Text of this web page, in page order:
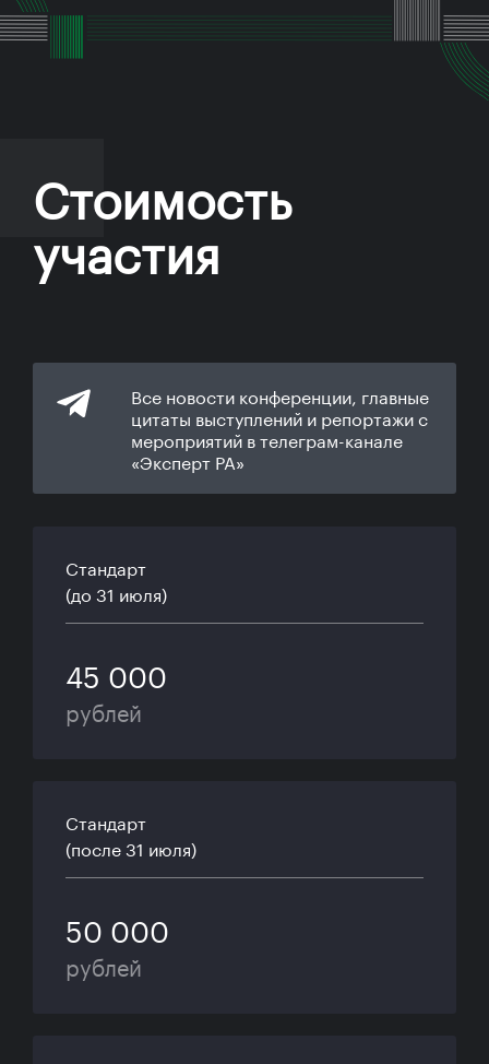
Стоимость
участия
Все новости конференции, главные
цитаты выступлений и репортажи с
мероприятий в телеграм-канале
«Эксперт РА»
Стандарт
(до 31 июля)
45 000
рублей
Стандарт
(после 31 июля)
50 000
рублей